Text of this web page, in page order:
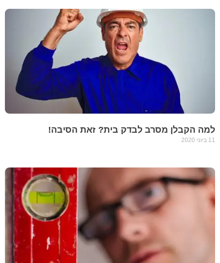
למה הקבלן מסרב לבדק בית? זאת הסיבה!
11 ביוני 2020